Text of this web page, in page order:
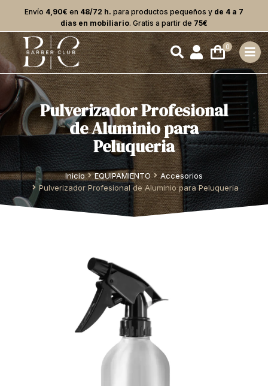
Envío 4,90€ en 48/72 h. para productos pequeños y de 4 a 7
dias en mobiliario. Gratis a partir de 75€
Pulverizador Profesional
de Aluminio para
Peluqueria
Estás aquí: Inicio EQUIPAMIENTO
Accesorios
Pulverizador Profesional de Aluminio para Peluqueria